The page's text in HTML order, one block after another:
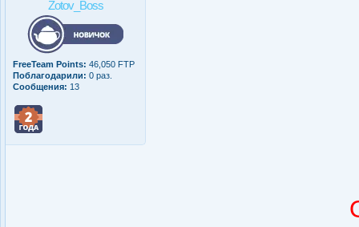
Zotov_Boss
FreeTeam Points: 46,050 FTP
Поблагодарили: 0 раз.
Сообщения: 13